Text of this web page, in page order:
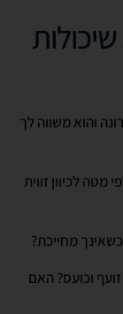
והוא משווה לך
לכיוון זווית
וכועס? האם